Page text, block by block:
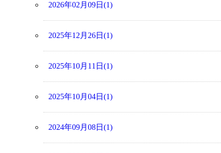
2026年02月09日(1)
2025年12月26日(1)
2025年10月11日(1)
2025年10月04日(1)
2024年09月08日(1)